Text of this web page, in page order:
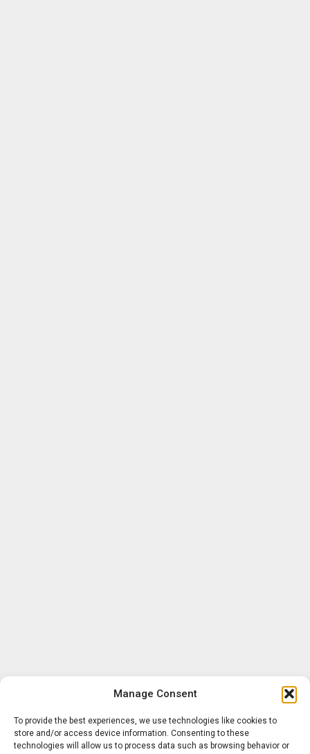
Manage Consent
To provide the best experiences, we use technologies like cookies to
store and/or access device information. Consenting to these
technologies will allow us to process data such as browsing behavior or